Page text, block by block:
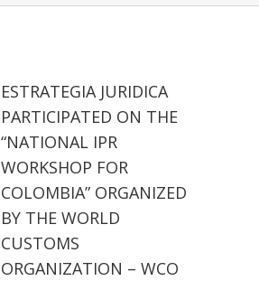
ESTRATEGIA JURIDICA
PARTICIPATED ON THE
“NATIONAL IPR
WORKSHOP FOR
COLOMBIA” ORGANIZED
BY THE WORLD
CUSTOMS
ORGANIZATION – WCO